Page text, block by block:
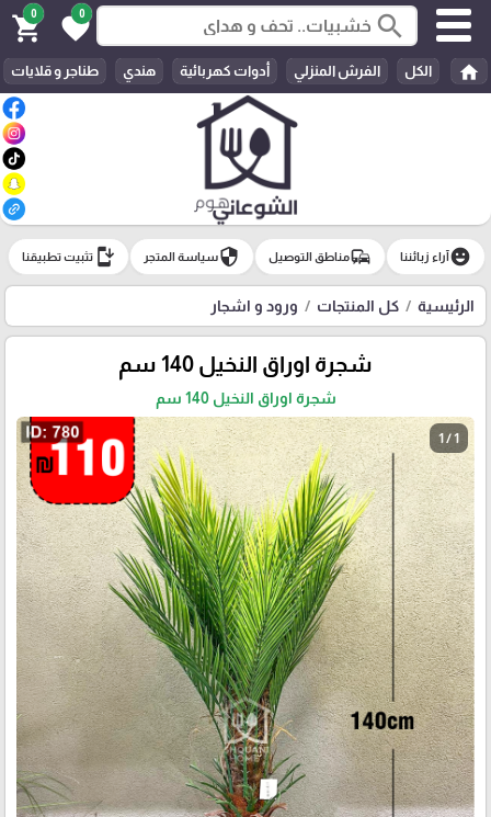
search
0
favorite
0
shopping_cart
home الكل الفرش المنزلي أدوات كهربائية هندي طناجر و قلايات
emoji_emotionsآراء زبائننا commuteمناطق التوصيل securityسياسة المتجر install_mobile تثبيت تطبيقنا
الرئيسية كل المنتجات ورود و اشجار
شجرة اوراق النخيل 140 سم
شجرة اوراق النخيل 140 سم
1 / 1